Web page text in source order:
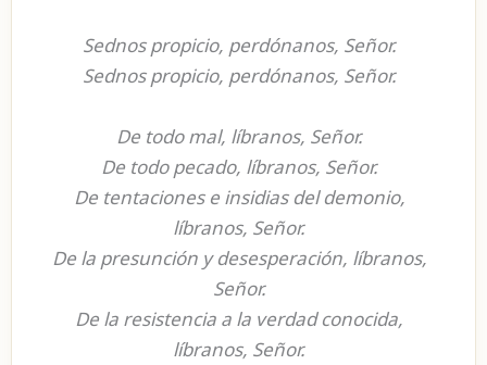
Sednos propicio, perdónanos, Señor.
Sednos propicio, perdónanos, Señor.
De todo mal, líbranos, Señor.
De todo pecado, líbranos, Señor.
De tentaciones e insidias del demonio,
líbranos, Señor.
De la presunción y desesperación, líbranos,
Señor.
De la resistencia a la verdad conocida,
líbranos, Señor.